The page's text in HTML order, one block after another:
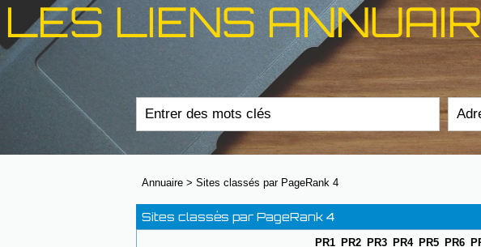
LES LIENS
Annuaire > Sites classés par PageRank 4
Sites classés par PageRank 4
PR1 PR2 PR3 PR4 PR5 PR6